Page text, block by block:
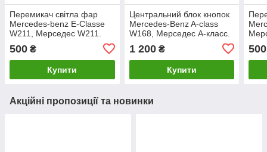
Перемикач світла фар
Mercedes-benz E-Classe
W211, Мерседес W211.
500 ₴
Купити
Центральний блок кнопок
Mercedes-Benz A-class
W168, Мерседес А-класс.
1 200₴
Купити
500
Акційні пропозиції та новинки